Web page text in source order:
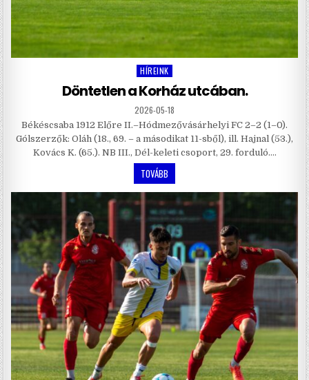
Posted
in
HÍREINK
Döntetlen a Korház utcában.
2026-05-18
Békéscsaba 1912 Előre II.–Hódmezővásárhelyi FC 2–2 (1–0).
Gólszerzők: Oláh (18., 69. – a másodikat 11-sből), ill. Hajnal (53.),
Kovács K. (65.). NB III., Dél-keleti csoport, 29. forduló….
TOVÁBB